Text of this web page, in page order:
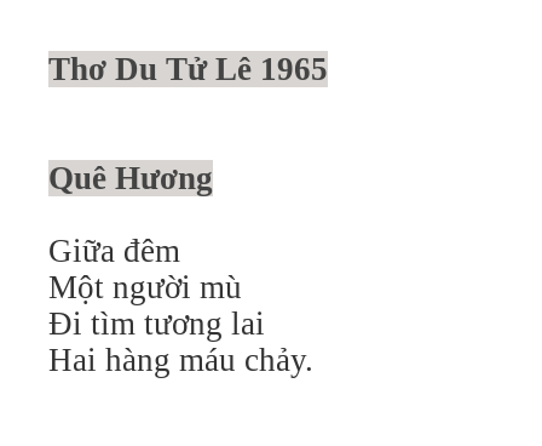
Thơ Du Tử Lê 1965
Quê Hương
Giữa đêm
Một người mù
Đi tìm tương lai
Hai hàng máu chảy.